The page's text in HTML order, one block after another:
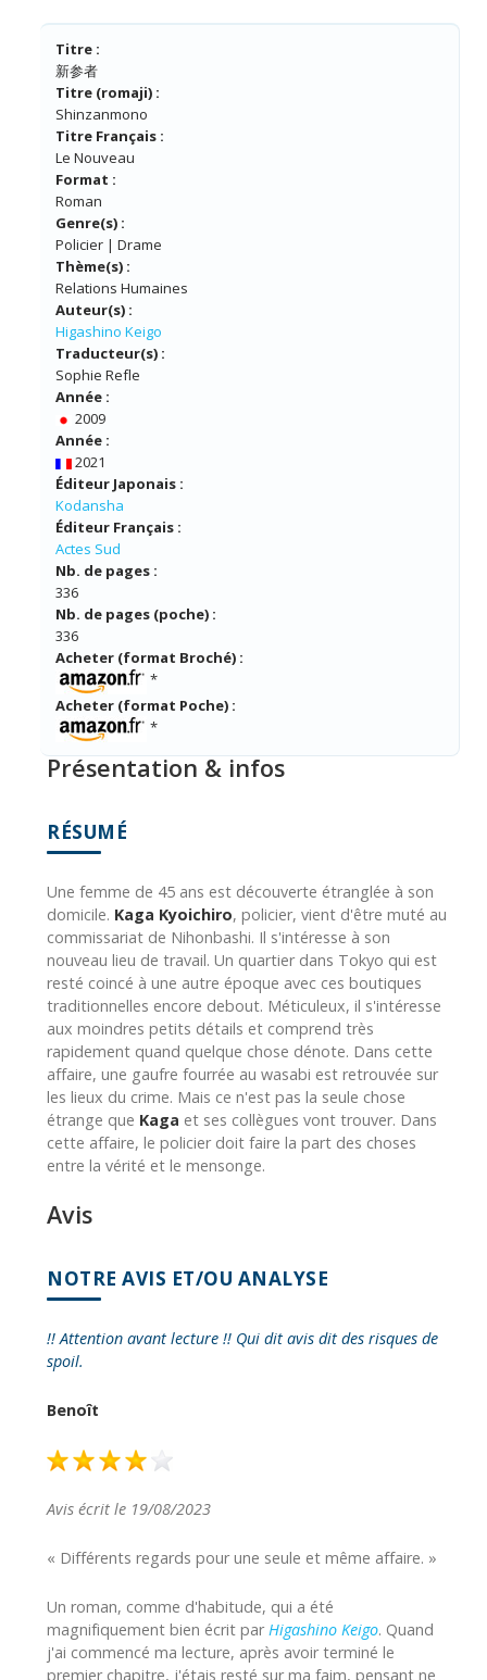
Titre :
新参者
Titre (romaji) :
Shinzanmono
Titre Français :
Le Nouveau
Format :
Roman
Genre(s) :
Policier | Drame
Thème(s) :
Relations Humaines
Auteur(s) :
Higashino Keigo
Traducteur(s) :
Sophie Refle
Année :
2009
Année :
2021
Éditeur Japonais :
Kodansha
Éditeur Français :
Actes Sud
Nb. de pages :
336
Nb. de pages (poche) :
336
Acheter (format Broché) :
*
Acheter (format Poche) :
*
Présentation & infos
RÉSUMÉ
Une femme de 45 ans est découverte étranglée à son
domicile. Kaga Kyoichiro, policier, vient d'être muté au
commissariat de Nihonbashi. Il s'intéresse à son
nouveau lieu de travail. Un quartier dans Tokyo qui est
resté coincé à une autre époque avec ces boutiques
traditionnelles encore debout. Méticuleux, il s'intéresse
aux moindres petits détails et comprend très
rapidement quand quelque chose dénote. Dans cette
affaire, une gaufre fourrée au wasabi est retrouvée sur
les lieux du crime. Mais ce n'est pas la seule chose
étrange que Kaga et ses collègues vont trouver. Dans
cette affaire, le policier doit faire la part des choses
entre la vérité et le mensonge.
Avis
NOTRE AVIS ET/OU ANALYSE
!! Attention avant lecture !! Qui dit avis dit des risques de
spoil.
Benoît
Avis écrit le 19/08/2023
« Différents regards pour une seule et même affaire. »
Un roman, comme d'habitude, qui a été
magnifiquement bien écrit parHigashino Keigo. Quand
j'ai commencé ma lecture, après avoir terminé le
premier chapitre, j'étais resté sur ma faim, pensant ne